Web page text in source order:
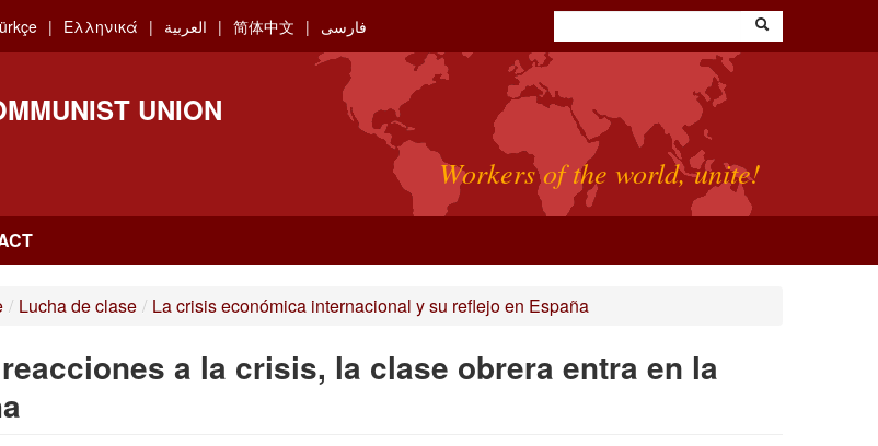
Ελληνικά العربية 简体中文 فارسی
UNION
Workers of the world, unite!
/ Lucha de clase / La crisis económica internacional y su reflejo en España
a la crisis, la clase obrera entra en la